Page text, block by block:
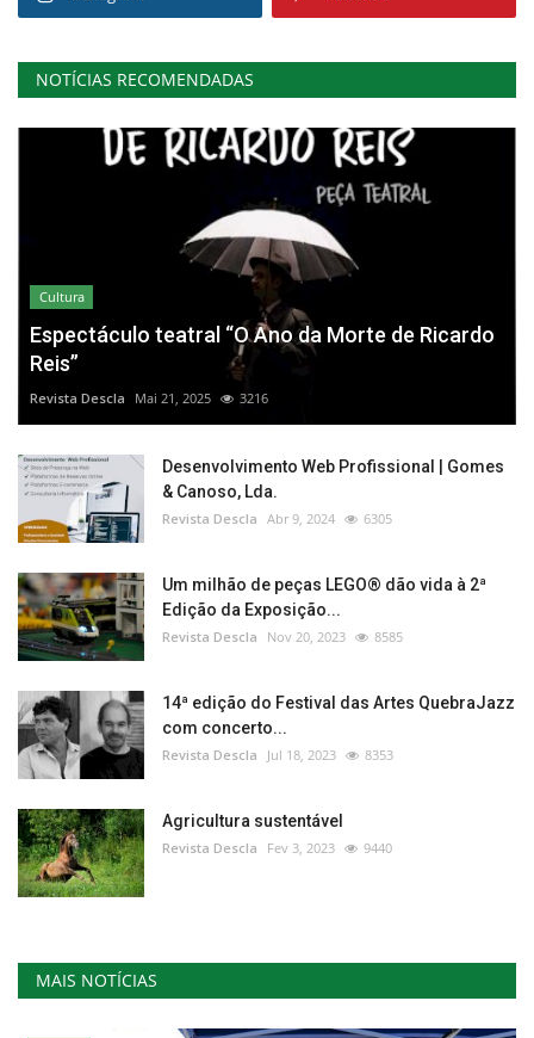
NOTÍCIAS RECOMENDADAS
Cultura
Espectáculo teatral “O Ano da Morte de Ricardo
Reis”
Revista Descla Mai 21, 2025 3216
Desenvolvimento Web Profissional | Gomes
& Canoso, Lda.
Revista Descla Abr 9, 2024 6305
Um milhão de peças LEGO® dão vida à 2ª
Edição da Exposição...
Revista Descla Nov 20, 2023 8585
14ª edição do Festival das Artes QuebraJazz
com concerto...
Revista Descla Jul 18, 2023 8353
Agricultura sustentável
Revista Descla Fev 3, 2023 9440
MAIS NOTÍCIAS